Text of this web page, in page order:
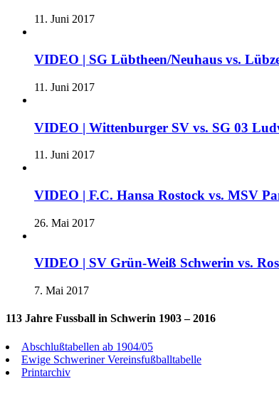
11. Juni 2017
VIDEO | SG Lübtheen/Neuhaus vs.
11. Juni 2017
VIDEO | Wittenburger SV vs. SG 03
11. Juni 2017
VIDEO | F.C. Hansa Rostock vs. MSV
26. Mai 2017
VIDEO | SV Grün-Weiß Schwerin vs.
7. Mai 2017
113 Jahre Fussball in Schwerin 1903 – 2016
Abschlußtabellen ab 1904/05
Ewige Schweriner Vereinsfußballtabelle
Printarchiv